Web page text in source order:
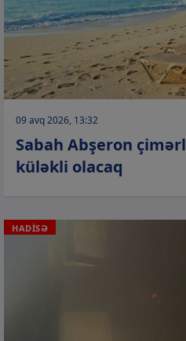
09 avq 2026, 13:32
Sabah Abşeron
küləkli olacaq
HADİSƏ